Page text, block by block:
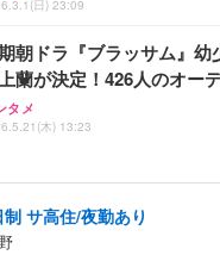
日) 23:09
朝ドラ『ブラッサム』幼
蘭が決定！426人のオー
タメ
木) 13:23
サ高住/夜勤あり